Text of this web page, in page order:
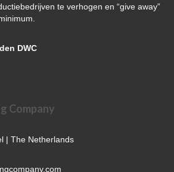
& klanten
te verhogen en “give away”
DWC
Company
| The Netherlands